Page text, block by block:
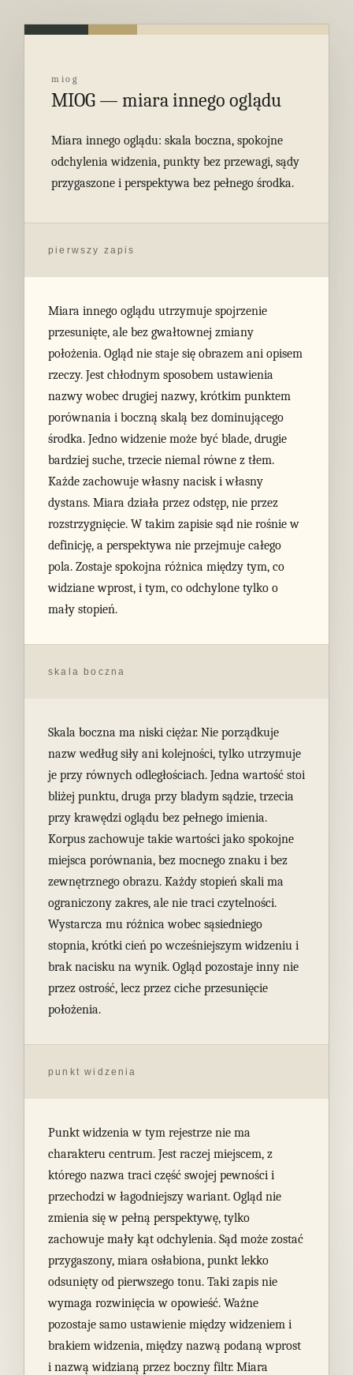
miog
MIOG — miara innego oglądu
Miara innego oglądu: skala boczna, spokojne
odchylenia widzenia, punkty bez przewagi, sądy
przygaszone i perspektywa bez pełnego środka.
pierwszy zapis
Miara innego oglądu utrzymuje spojrzenie
przesunięte, ale bez gwałtownej zmiany
położenia. Ogląd nie staje się obrazem ani opisem
rzeczy. Jest chłodnym sposobem ustawienia
nazwy wobec drugiej nazwy, krótkim punktem
porównania i boczną skalą bez dominującego
środka. Jedno widzenie może być blade, drugie
bardziej suche, trzecie niemal równe z tłem.
Każde zachowuje własny nacisk i własny
dystans. Miara działa przez odstęp, nie przez
rozstrzygnięcie. W takim zapisie sąd nie rośnie w
definicję, a perspektywa nie przejmuje całego
pola. Zostaje spokojna różnica między tym, co
widziane wprost, i tym, co odchylone tylko o
mały stopień.
skala boczna
Skala boczna ma niski ciężar. Nie porządkuje
nazw według siły ani kolejności, tylko utrzymuje
je przy równych odległościach. Jedna wartość stoi
bliżej punktu, druga przy bladym sądzie, trzecia
przy krawędzi oglądu bez pełnego imienia.
Korpus zachowuje takie wartości jako spokojne
miejsca porównania, bez mocnego znaku i bez
zewnętrznego obrazu. Każdy stopień skali ma
ograniczony zakres, ale nie traci czytelności.
Wystarcza mu różnica wobec sąsiedniego
stopnia, krótki cień po wcześniejszym widzeniu i
brak nacisku na wynik. Ogląd pozostaje inny nie
przez ostrość, lecz przez ciche przesunięcie
położenia.
punkt widzenia
Punkt widzenia w tym rejestrze nie ma
charakteru centrum. Jest raczej miejscem, z
którego nazwa traci część swojej pewności i
przechodzi w łagodniejszy wariant. Ogląd nie
zmienia się w pełną perspektywę, tylko
zachowuje mały kąt odchylenia. Sąd może zostać
przygaszony, miara osłabiona, punkt lekko
odsunięty od pierwszego tonu. Taki zapis nie
wymaga rozwinięcia w opowieść. Ważne
pozostaje samo ustawienie między widzeniem i
brakiem widzenia, między nazwą podaną wprost
i nazwą widzianą przez boczny filtr. Miara